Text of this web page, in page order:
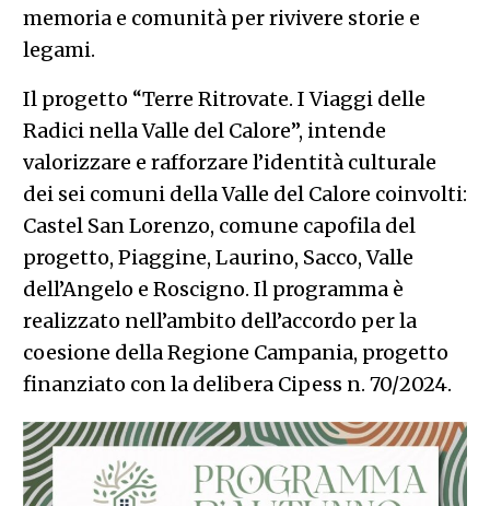
memoria e comunità per rivivere storie e
legami.
Il progetto “Terre Ritrovate. I Viaggi delle
Radici nella Valle del Calore”, intende
valorizzare e rafforzare l’identità culturale
dei sei comuni della Valle del Calore coinvolti:
Castel San Lorenzo, comune capofila del
progetto, Piaggine, Laurino, Sacco, Valle
dell’Angelo e Roscigno. Il programma è
realizzato nell’ambito dell’accordo per la
coesione della Regione Campania, progetto
finanziato con la delibera Cipess n. 70/2024.